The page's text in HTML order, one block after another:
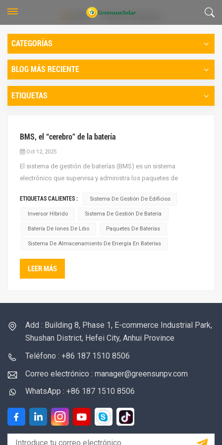
HOGAR Paquetes de baterías
CATEGORÍAS
BLOG MÁS RECIENTE
ETIQUETAS
BMS, el “cerebro” de la batería
Oct 12, 2025
El sistema de gestión de baterías (BMS) es un sistema
electrónico que supervisa y administra los paquetes de
litio.En un sistema de almacenamiento de energía, el BMS, a
menudo denominado "centro inteligente", realiza funciones
esenciales como...
ETIQUETAS CALIENTES : Sistema De Gestión De Edificios
Inversor Híbrido Sistema De Gestión De Batería
Batería De Iones De Litio Paquetes De Baterías
Sistema De Almacenamiento De Energía En Baterías
LEER MÁS
Add : Building 8, Phase 1, E-commerce Industrial Park,
Shushan District, Hefei City, Anhui Province
Teléfono : +86 187 1510 8506
Correo electrónico : manager@greensunpv.com
WhatsApp : +86 187 1510 8506